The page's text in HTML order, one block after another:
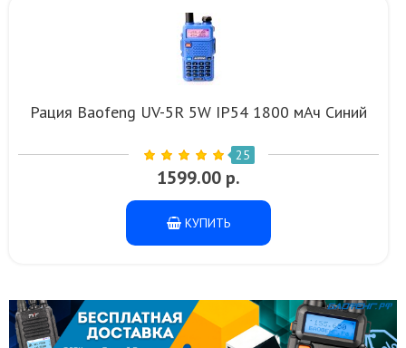
Рация Baofeng UV-5R 5W IP54 1800 мАч Синий
25
1599.00 р.
КУПИТЬ